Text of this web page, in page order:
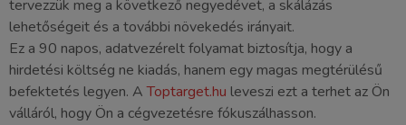
tervezzük meg a következő negyedévet, a skálázás
lehetőségeit és a további növekedés irányait.
Ez a 90 napos, adatvezérelt folyamat biztosítja, hogy a
hirdetési költség ne kiadás, hanem egy magas megtérülésű
befektetés legyen. AToptarget.hu leveszi ezt a terhet az Ön
válláról, hogy Ön a cégvezetésre fókuszálhasson.